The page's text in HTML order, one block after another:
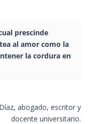
prescinde
al amor como la
la cordura en
abogado, escritor y
docente universitario.